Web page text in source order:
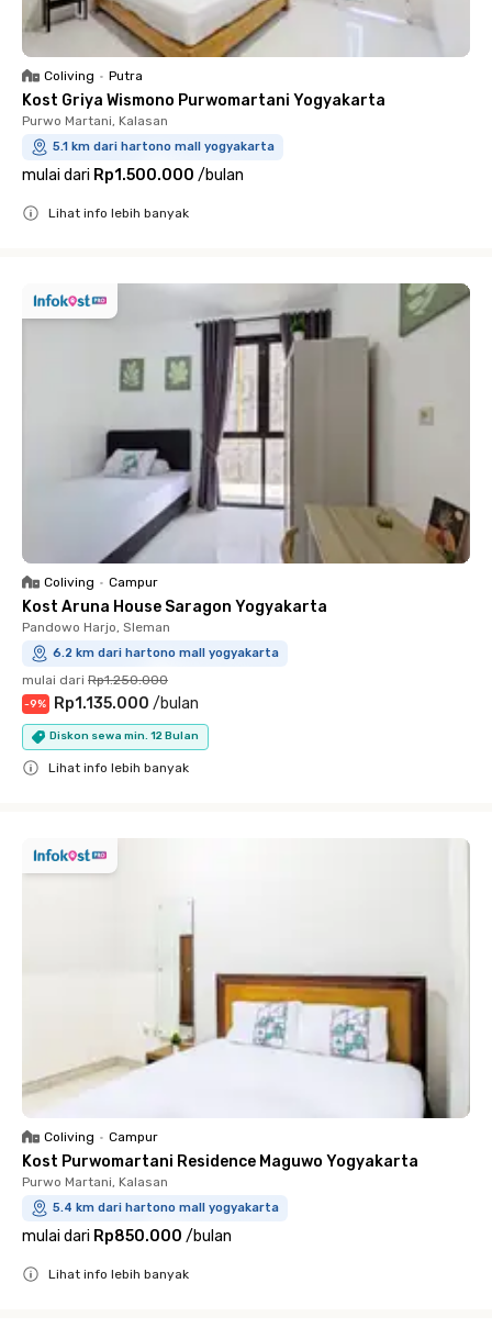
Coliving • Putra
Kost Griya Wismono Purwomartani Yogyakarta
Purwo Martani, Kalasan
5.1 km dari hartono mall yogyakarta
mulai dari Rp1.500.000 /bulan
Lihat info lebih banyak
Coliving • Campur
Kost Aruna House Saragon Yogyakarta
Pandowo Harjo, Sleman
6.2 km dari hartono mall yogyakarta
mulai dari Rp1.250.000
-9% Rp1.135.000 /bulan
Diskon sewa min. 12 Bulan
Lihat info lebih banyak
Coliving • Campur
Kost Purwomartani Residence Maguwo Yogyakarta
Purwo Martani, Kalasan
5.4 km dari hartono mall yogyakarta
mulai dari Rp850.000 /bulan
Lihat info lebih banyak